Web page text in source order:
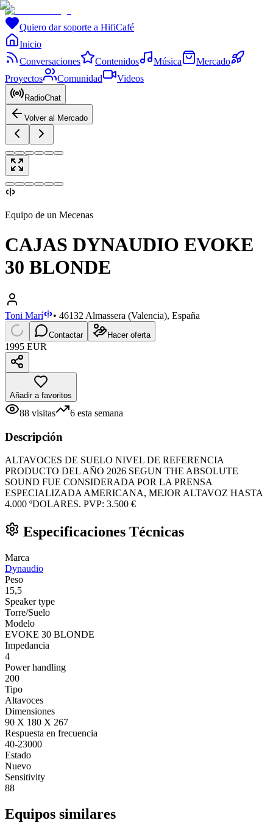
Quiero dar soporte a HifiCafé
Inicio
Conversaciones
Contenidos Música
Mercado
Proyectos
Comunidad Videos
RadioChat
Volver al Mercado
Equipo de un Mecenas
CAJAS DYNAUDIO EVOKE
30 BLONDE
Toni Marí • 46132 Almassera (Valencia), España
Contactar Hacer oferta
1995 EUR
Añadir a favoritos
88 visitas 6 esta semana
Descripción
ALTAVOCES DE SUELO NIVEL DE REFERENCIA
PRODUCTO DEL AÑO 2026 SEGUN THE ABSOLUTE
SOUND FUE CONSIDERADA POR LA PRENSA
ESPECIALIZADA AMERICANA, MEJOR ALTAVOZ HASTA
4.000 ºDOLARES. PVP: 3.500 €
Especificaciones Técnicas
Marca
Dynaudio
Peso
15,5
Speaker type
Torre/Suelo
Modelo
EVOKE 30 BLONDE
Impedancia
4
Power handling
200
Tipo
Altavoces
Dimensiones
90 X 180 X 267
Respuesta en frecuencia
40-23000
Estado
Nuevo
Sensitivity
88
Equipos similares